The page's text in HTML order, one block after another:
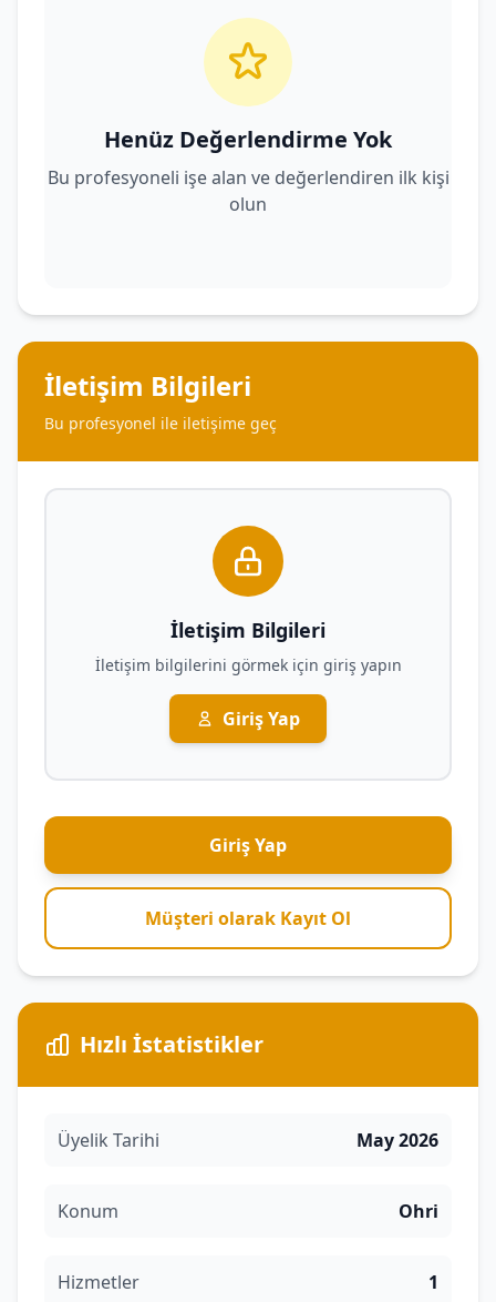
Henüz Değerlendirme Yok
Bu profesyoneli işe alan ve değerlendiren ilk kişi
olun
İletişim Bilgileri
Bu profesyonel ile iletişime geç
İletişim Bilgileri
İletişim bilgilerini görmek için giriş yapın
Giriş Yap
Giriş Yap
Müşteri olarak Kayıt Ol
Hızlı İstatistikler
Üyelik Tarihi May 2026
Konum Ohri
Hizmetler 1